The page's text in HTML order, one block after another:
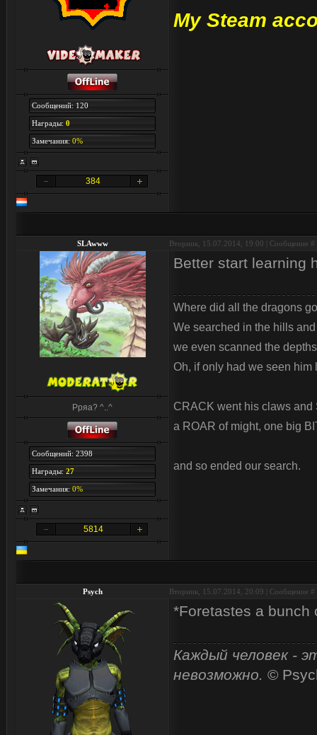
Сообщений: 120
Награды: 0
Замечания: 0%
384
My Steam
SLAwww Вторник, 15.07.2014, 19:00 | Сообщение #
Рряа? ^..^
Сообщений: 2398
Награды: 27
Замечания: 0%
5814
Better start learning
Where did all the dragons
We searched in the hills
we even scanned the
Oh, if only had we seen
CRACK went his claws
a ROAR of might, one big
and so ended our search.
Psych Вторник, 15.07.2014, 20:09 | Сообщение #
*Foretastes a bunch
Каждый человек -
невозможно. ©